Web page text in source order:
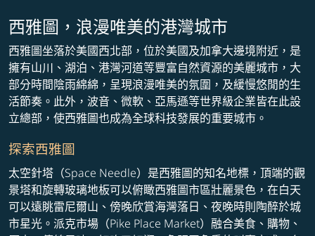
西雅圖，浪漫唯美的港灣城市
西雅圖坐落於美國西北部，位於美國及加拿大邊境附近，是
擁有山川、湖泊、港灣河道等豐富自然資源的美麗城市，大
部分時間陰雨綿綿，呈現浪漫唯美的氛圍，及緩慢悠閒的生
活節奏。此外，波音、微軟、亞馬遜等世界級企業皆在此設
立總部，使西雅圖也成為全球科技發展的重要城市。
探索西雅圖
太空針塔（Space Needle）是西雅圖的知名地標，頂端的觀
景塔和旋轉玻璃地板可以俯瞰西雅圖市區壯麗景色，在白天
可以遠眺雷尼爾山、傍晚欣賞海灣落日、夜晚時則陶醉於城
市星光。派克市場（Pike Place Market）融合美食、購物、